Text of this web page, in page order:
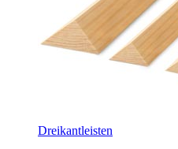
Dreikantleisten